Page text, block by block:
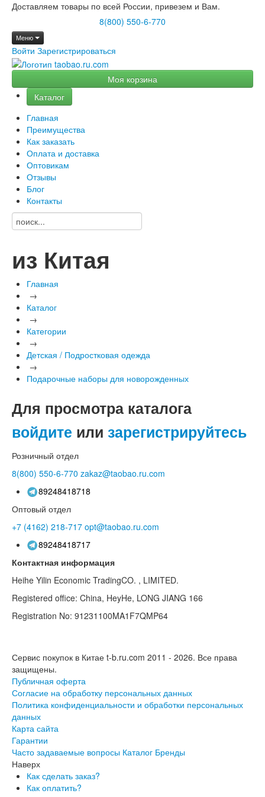
Доставляем товары по всей России, привезем и Вам.
8(800) 550-6-770
Меню
Войти Зарегистрироваться
Моя корзина
Каталог
Главная
Преимущества
Как заказать
Оплата и доставка
Оптовикам
Отзывы
Блог
Контакты
из Китая
Главная
→
Каталог
→
Категории
→
Детская / Подростковая одежда
→
Подарочные наборы для новорожденных
Для просмотра каталога
войдите или зарегистрируйтесь
Розничный отдел
8(800) 550-6-770 zakaz@taobao.ru.com
89248418718
Оптовый отдел
+7 (4162) 218-717 opt@taobao.ru.com
89248418717
Контактная информация
Heihe Yilin Economic TradingCO. , LIMITED.
Registered office: China, HeyHe, LONG JIANG 166
Registration No: 91231100MA1F7QMP64
Сервис покупок в Китае t-b.ru.com 2011 - 2026. Все права
защищены.
Публичная оферта
Согласие на обработку персональных данных
Политика конфиденциальности и обработки персональных
данных
Карта сайта
Гарантии
Часто задаваемые вопросы Каталог Бренды
Наверх
Как сделать заказ?
Как оплатить?